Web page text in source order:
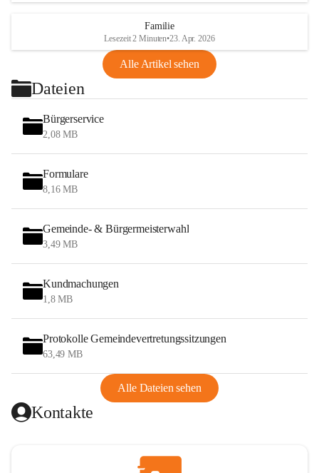
Familie
Lesezeit 2 Minuten•23. Apr. 2026
Alle Artikel sehen
Dateien
Bürgerservice
2,08 MB
Formulare
8,16 MB
Gemeinde- & Bürgermeisterwahl
3,49 MB
Kundmachungen
1,8 MB
Protokolle Gemeindevertretungssitzungen
63,49 MB
Alle Dateien sehen
Kontakte